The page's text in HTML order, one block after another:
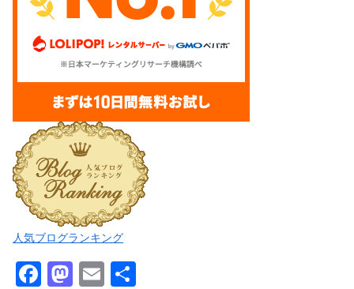
人気ブログランキング
F
M
E